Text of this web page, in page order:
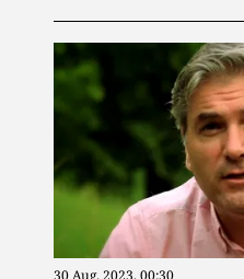
30 Aug. 2023, 00:30